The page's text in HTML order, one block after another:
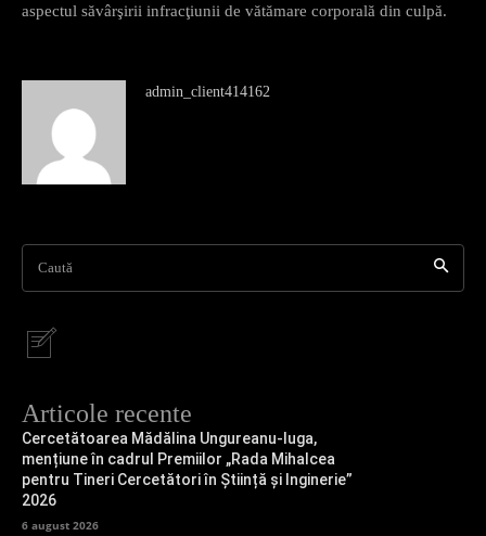
aspectul săvârşirii infracţiunii de vătămare corporală din culpă.
admin_client414162
Caută
Articole recente
Cercetătoarea Mădălina Ungureanu-Iuga,
mențiune în cadrul Premiilor „Rada Mihalcea
pentru Tineri Cercetători în Știință și Inginerie”
2026
6 august 2026